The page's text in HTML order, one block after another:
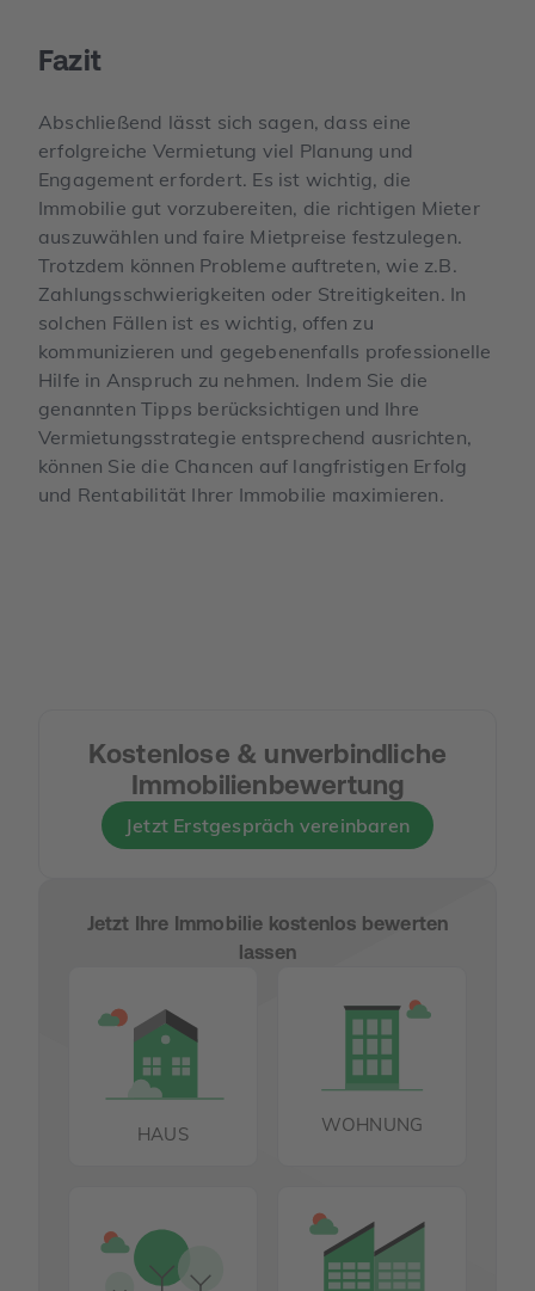
Fazit
Abschließend lässt sich sagen, dass eine
erfolgreiche Vermietung viel Planung und
Engagement erfordert. Es ist wichtig, die
Immobilie gut vorzubereiten, die richtigen Mieter
auszuwählen und faire Mietpreise festzulegen.
Trotzdem können Probleme auftreten, wie z.B.
Zahlungsschwierigkeiten oder Streitigkeiten. In
solchen Fällen ist es wichtig, offen zu
kommunizieren und gegebenenfalls professionelle
Hilfe in Anspruch zu nehmen. Indem Sie die
genannten Tipps berücksichtigen und Ihre
Vermietungsstrategie entsprechend ausrichten,
können Sie die Chancen auf langfristigen Erfolg
und Rentabilität Ihrer Immobilie maximieren.
Kostenlose & unverbindliche
Immobilienbewertung
Jetzt Erstgespräch vereinbaren
Jetzt Ihre Immobilie kostenlos bewerten
lassen
HAUS WOHNUNG